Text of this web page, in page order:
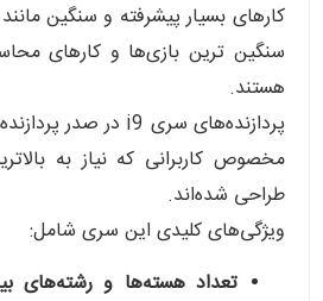
کارهای بسیار پیشرفته و سنگین
سنگین ترین بازی‌ها و کارهای
هستند.
مخصوص کاربرانی که نیاز به
طراحی شده‌اند.
ویژگی‌های کلیدی این سری شامل:
تعداد هسته‌ها و رشته‌های